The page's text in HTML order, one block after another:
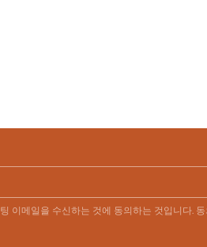
이메일을 수신하는 것에 동의하는 것입니다.